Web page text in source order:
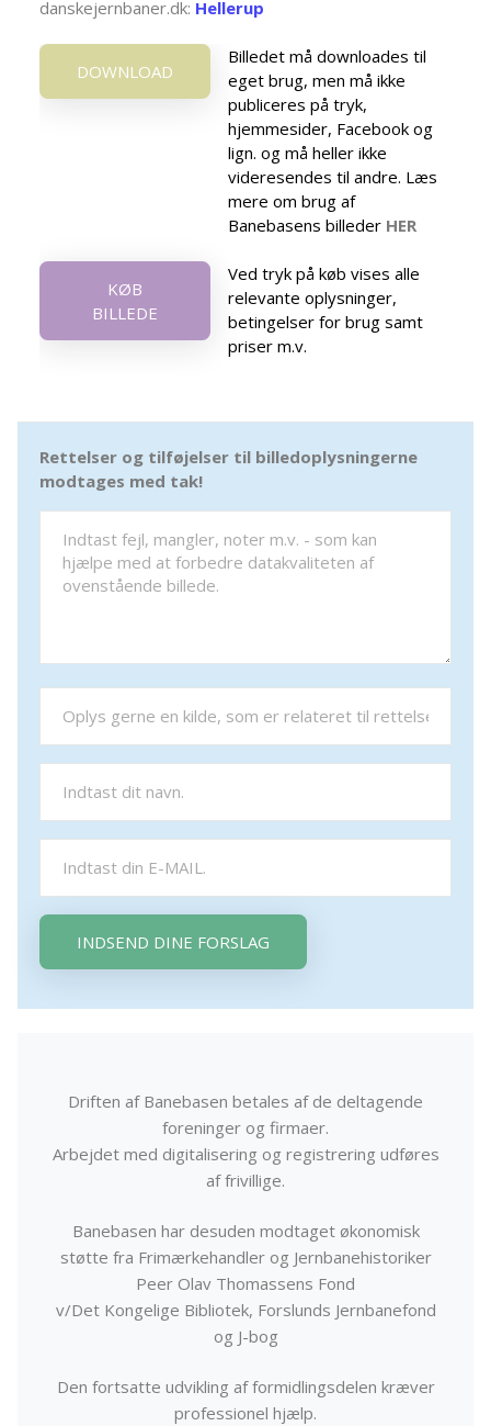
danskejernbaner.dk: Hellerup
DOWNLOAD
Billedet må downloades til
eget brug, men må ikke
publiceres på tryk,
hjemmesider, Facebook og
lign. og må heller ikke
videresendes til andre. Læs
mere om brug af
Banebasens billeder HER
KØB
BILLEDE
Ved tryk på køb vises alle
relevante oplysninger,
betingelser for brug samt
priser m.v.
Rettelser og tilføjelser til billedoplysningerne
modtages med tak!
INDSEND DINE FORSLAG
Driften af Banebasen betales af de deltagende
foreninger og firmaer.
Arbejdet med digitalisering og registrering udføres
af frivillige.
Banebasen har desuden modtaget økonomisk
støtte fra Frimærkehandler og Jernbanehistoriker
Peer Olav Thomassens Fond
v/Det Kongelige Bibliotek, Forslunds Jernbanefond
og J-bog
Den fortsatte udvikling af formidlingsdelen kræver
professionel hjælp.